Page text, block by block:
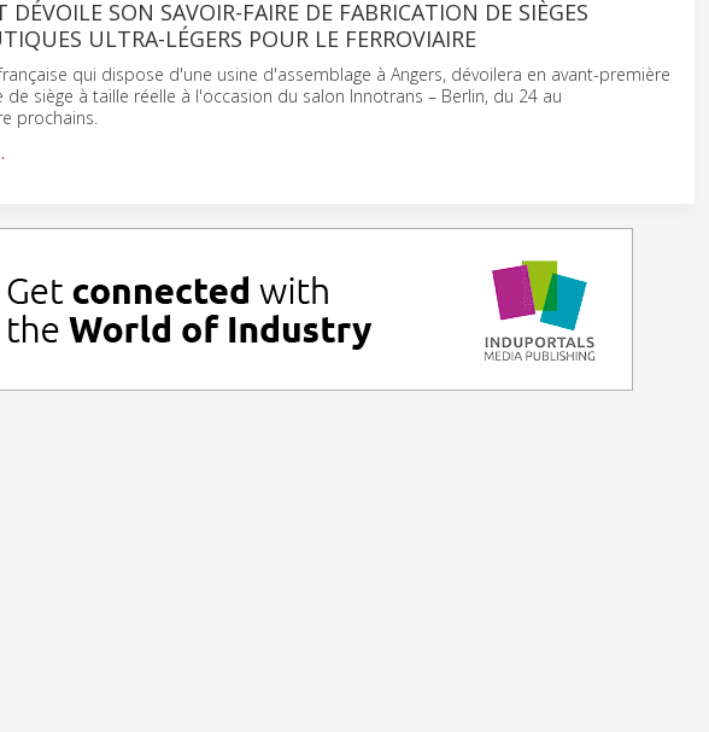
DÉVOILE SON SAVOIR-FAIRE DE FABRICATION DE SIÈGES
ULTRA-LÉGERS POUR LE FERROVIAIRE
qui dispose d'une usine d'assemblage à Angers, dévoilera en avant-première
siège à taille réelle à l'occasion du salon Innotrans – Berlin, du 24 au
prochains.